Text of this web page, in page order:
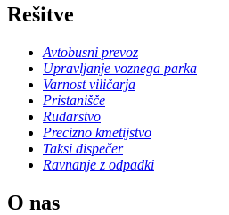
Rešitve
Avtobusni prevoz
Upravljanje voznega parka
Varnost viličarja
Pristanišče
Rudarstvo
Precizno kmetijstvo
Taksi dispečer
Ravnanje z odpadki
O nas